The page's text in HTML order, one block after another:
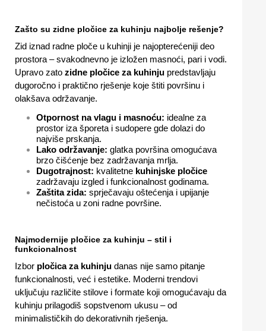
Zašto su zidne pločice za kuhinju najbolje rešenje?
Zid iznad radne ploče u kuhinji je najopterećeniji deo
prostora – svakodnevno je izložen masnoći, pari i vodi.
Upravo zato zidne pločice za kuhinju predstavljaju
dugoročno i praktično rješenje koje štiti površinu i
olakšava održavanje.
Otpornost na vlagu i masnoću: idealne za
prostor iza šporeta i sudopere gde dolazi do
najviše prskanja.
Lako održavanje: glatka površina omogućava
brzo čišćenje bez zadržavanja mrlja.
Dugotrajnost: kvalitetne kuhinjske pločice
zadržavaju izgled i funkcionalnost godinama.
Zaštita zida: sprječavaju oštećenja i upijanje
nečistoća u zoni radne površine.
Najmodernije pločice za kuhinju – stil i
funkcionalnost
Izbor pločica za kuhinju danas nije samo pitanje
funkcionalnosti, već i estetike. Moderni trendovi
uključuju različite stilove i formate koji omogućavaju da
kuhinju prilagodiš sopstvenom ukusu – od
minimalističkih do dekorativnih rješenja.